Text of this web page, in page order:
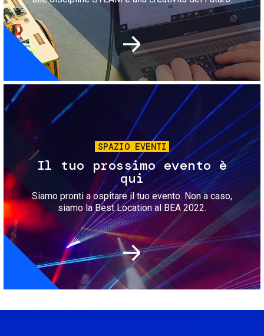
Immagine
SPAZIO EVENTI
Il tuo prossimo evento è
qui
Siamo pronti a ospitare il tuo evento. Non a caso,
siamo la Best Location al BEA 2022.